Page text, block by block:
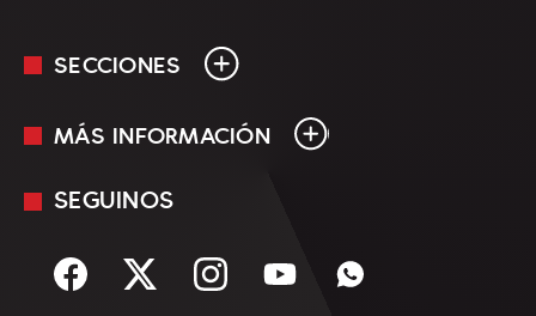
SECCIONES
En Vivo
Sociedad
MÁS INFORMACIÓN
Mediakit
Términos y condiciones
SEGUINOS